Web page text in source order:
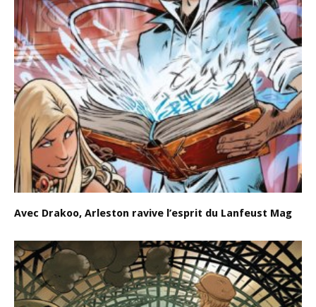
Avec Drakoo, Arleston ravive l’esprit du Lanfeust Mag